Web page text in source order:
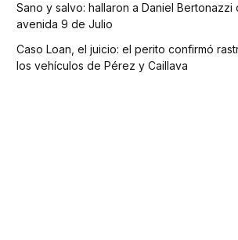
Sano y salvo: hallaron a Daniel Bertonazzi
avenida 9 de Julio
Caso Loan, el juicio: el perito confirmó
los vehículos de Pérez y Caillava